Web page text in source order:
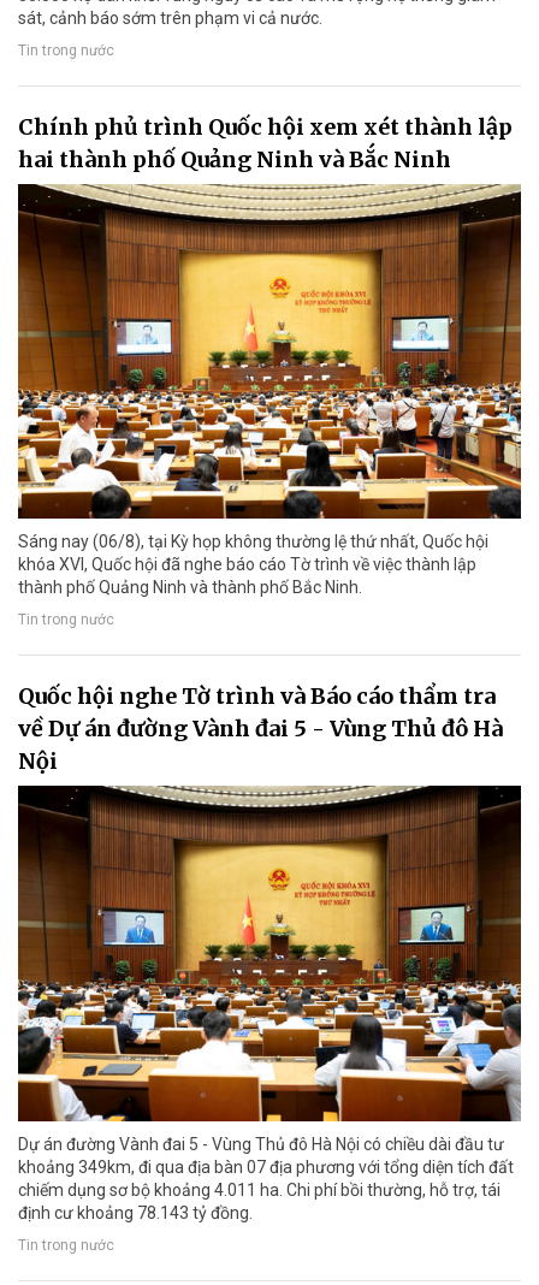
sát, cảnh báo sớm trên phạm vi cả nước.
Tin trong nước
Chính phủ trình Quốc hội xem xét thành lập
hai thành phố Quảng Ninh và Bắc Ninh
Sáng nay (06/8), tại Kỳ họp không thường lệ thứ nhất, Quốc hội
khóa XVI, Quốc hội đã nghe báo cáo Tờ trình về việc thành lập
thành phố Quảng Ninh và thành phố Bắc Ninh.
Tin trong nước
Quốc hội nghe Tờ trình và Báo cáo thẩm tra
về Dự án đường Vành đai 5 - Vùng Thủ đô Hà
Nội
Dự án đường Vành đai 5 - Vùng Thủ đô Hà Nội có chiều dài đầu tư
khoảng 349km, đi qua địa bàn 07 địa phương với tổng diện tích đất
chiếm dụng sơ bộ khoảng 4.011 ha. Chi phí bồi thường, hỗ trợ, tái
định cư khoảng 78.143 tỷ đồng.
Tin trong nước